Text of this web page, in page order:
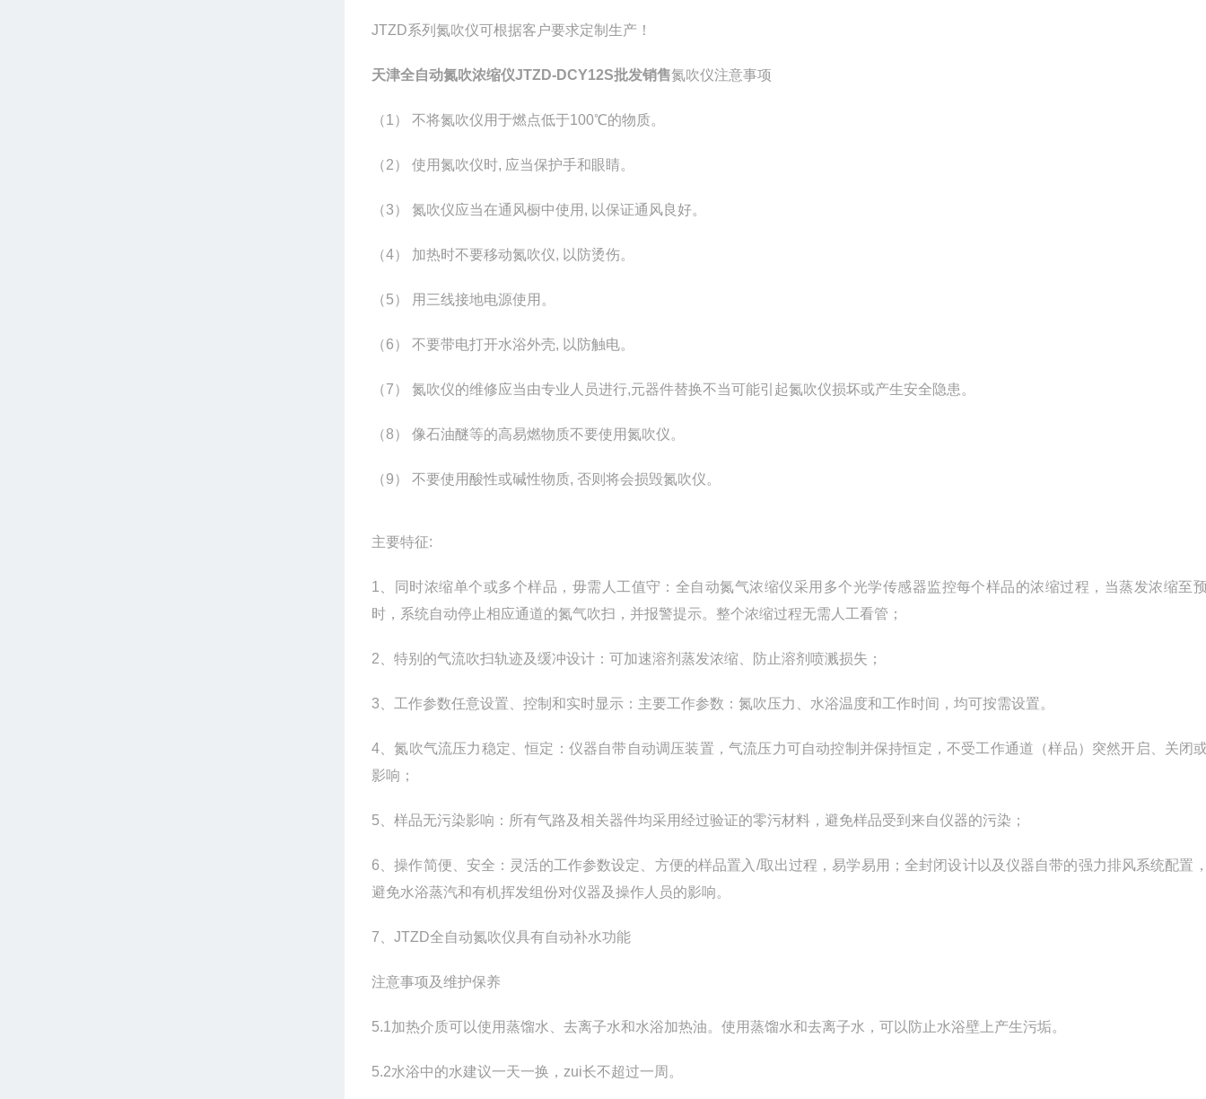
JTZD系列氮吹仪可根据客户要求定制生产！
天津全自动氮吹浓缩仪JTZD-DCY12S批发销售氮吹仪注意事项
（1） 不将氮吹仪用于燃点低于100℃的物质。
（2） 使用氮吹仪时, 应当保护手和眼睛。
（3） 氮吹仪应当在通风橱中使用, 以保证通风良好。
（4） 加热时不要移动氮吹仪, 以防烫伤。
（5） 用三线接地电源使用。
（6） 不要带电打开水浴外壳, 以防触电。
（7） 氮吹仪的维修应当由专业人员进行,元器件替换不当可能引起氮吹仪损坏或产生安全隐患。
（8） 像石油醚等的高易燃物质不要使用氮吹仪。
（9） 不要使用酸性或碱性物质, 否则将会损毁氮吹仪。
主要特征:
1
、同时浓缩单个或多个样品，毋需人工值守：全自动氮气浓缩仪采用多个光学传感器监控每个样品的浓缩过程，当蒸发浓缩至
时，系统自动停止相应通道的氮气吹扫，并报警提示。整个浓缩过程无需人工看管；
2 、特别的气流吹扫轨迹及缓冲设计：可加速溶剂蒸发浓缩、防止溶剂喷溅损失；
3 、工作参数任意设置、控制和实时显示：主要工作参数：氮吹压力、水浴温度和工作时间，均可按需设置。
4 、氮吹气流压力稳定、恒定：仪器自带自动调压装置，气流压力可自动控制并保持恒定，不受工作通道（样品）突然开启、关闭
影响；
5 、样品无污染影响：所有气路及相关器件均采用经过验证的零污材料，避免样品受到来自仪器的污染；
6 、操作简便、安全：灵活的工作参数设定、方便的样品置入 /取出过程，易学易用；全封闭设计以及仪器自带的强力排风系统配置
避免水浴蒸汽和有机挥发组份对仪器及操作人员的影响。
7 JTZD全自动氮吹仪具有自动补水功能
注意事项及维护保养
5.1 加热介质可以使用蒸馏水、去离子水和水浴加热油。使用蒸馏水和去离子水，可以防止水浴壁上产生污垢。
5.2水浴中的水建议一天一换，zui长不超过一周。